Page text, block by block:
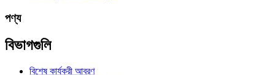
পণ্য
বিভাগগুলি
বিশেষ কার্যকরী আবরণ